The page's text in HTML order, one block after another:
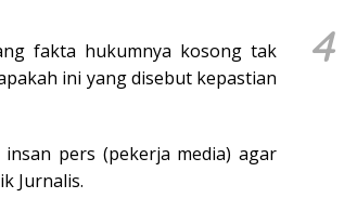
fakta hukumnya kosong tak
ini yang disebut kepastian
pers (pekerja media) agar
Jurnalis.
4